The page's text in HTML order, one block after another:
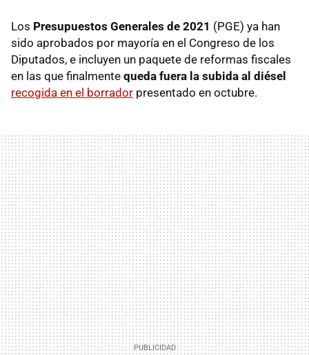
Los Presupuestos Generales de 2021 (PGE) ya han
sido aprobados por mayoría en el Congreso de los
Diputados, e incluyen un paquete de reformas fiscales
en las que finalmente queda fuera la subida al diésel
recogida en el borrador presentado en octubre.